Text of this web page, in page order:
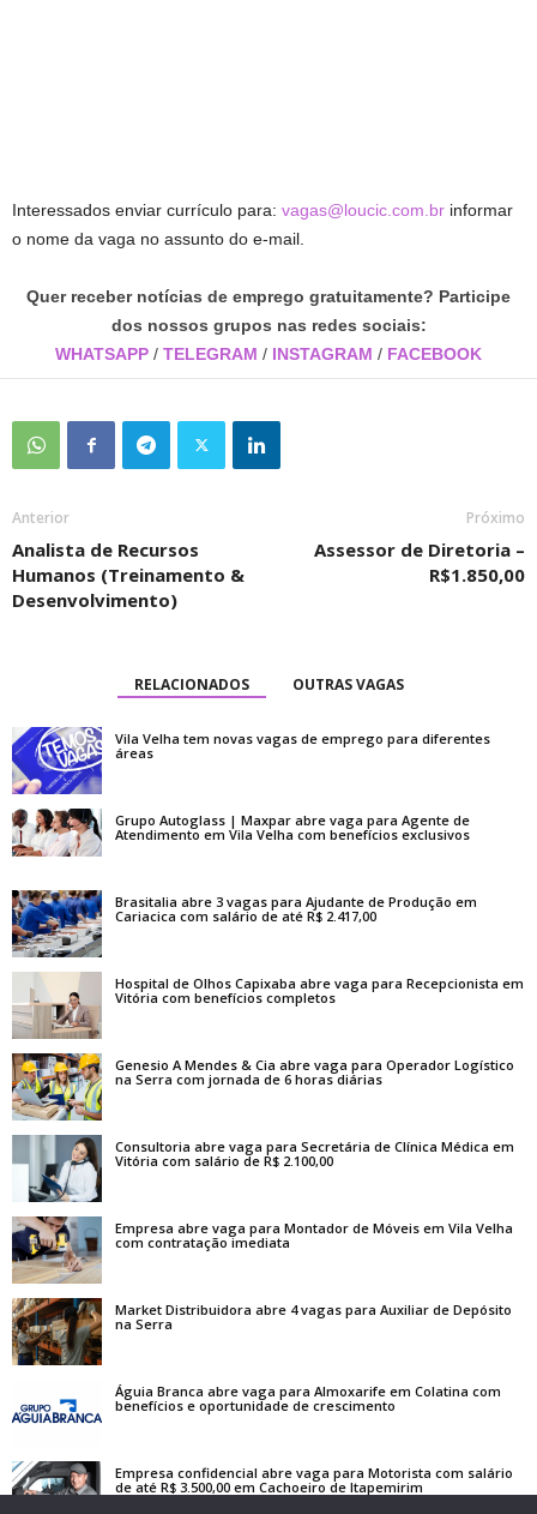
Interessados enviar currículo para: vagas@loucic.com.br informar
o nome da vaga no assunto do e-mail.
Quer receber notícias de emprego gratuitamente? Participe
dos nossos grupos nas redes sociais:
WHATSAPP / TELEGRAM / INSTAGRAM / FACEBOOK
Anterior
Analista de Recursos
Humanos (Treinamento &
Desenvolvimento)
Próximo
Assessor de Diretoria –
R$1.850,00
RELACIONADOS OUTRAS VAGAS
Vila Velha tem novas vagas de emprego para diferentes
áreas
Grupo Autoglass | Maxpar abre vaga para Agente de
Atendimento em Vila Velha com benefícios exclusivos
Brasitalia abre 3 vagas para Ajudante de Produção em
Cariacica com salário de até R$ 2.417,00
Hospital de Olhos Capixaba abre vaga para Recepcionista em
Vitória com benefícios completos
Genesio A Mendes & Cia abre vaga para Operador Logístico
na Serra com jornada de 6 horas diárias
Consultoria abre vaga para Secretária de Clínica Médica em
Vitória com salário de R$ 2.100,00
Empresa abre vaga para Montador de Móveis em Vila Velha
com contratação imediata
Market Distribuidora abre 4 vagas para Auxiliar de Depósito
na Serra
Águia Branca abre vaga para Almoxarife em Colatina com
benefícios e oportunidade de crescimento
Empresa confidencial abre vaga para Motorista com salário
de até R$ 3.500,00 em Cachoeiro de Itapemirim